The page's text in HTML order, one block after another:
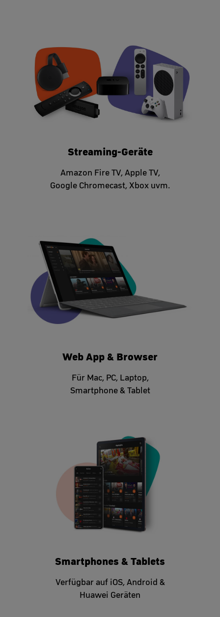
Streaming-Geräte
Amazon Fire TV, Apple TV,
Google Chromecast, Xbox uvm.
Web App & Browser
Für Mac, PC, Laptop,
Smartphone & Tablet
Smartphones & Tablets
Verfügbar auf iOS, Android &
Huawei Geräten